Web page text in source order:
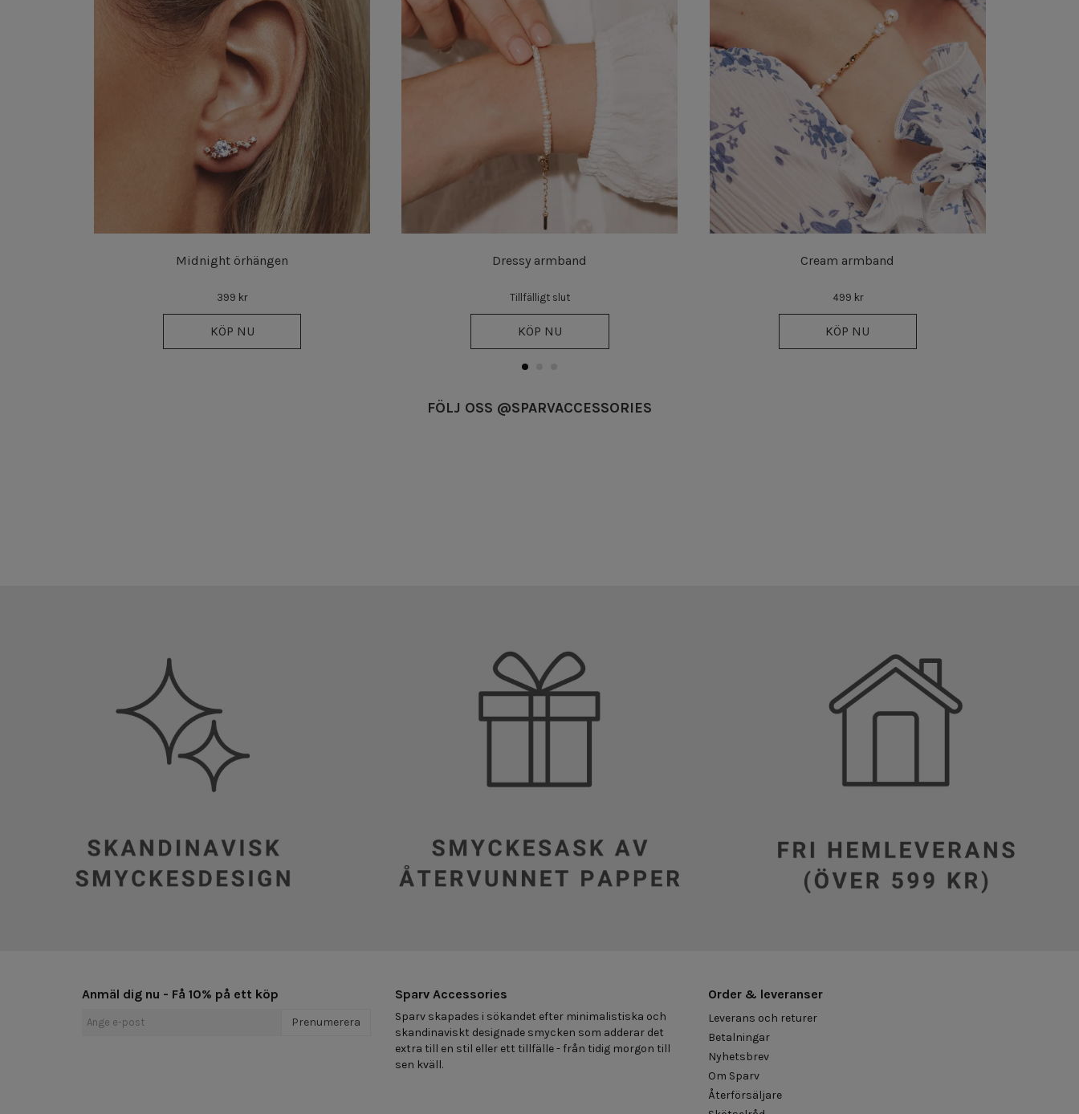
Midnight örhängen
399 kr
KÖP NU
Dressy armband
Tillfälligt slut
KÖP NU
Cream armband
499 kr
KÖP NU
FÖLJ OSS @SPARVACCESSORIES
Anmäl dig nu - Få 10% på ett köp
Prenumerera
Sparv Accessories
Sparv skapades i sökandet efter minimalistiska och
skandinaviskt designade smycken som adderar det
extra till en stil eller ett tillfälle - från tidig morgon till
sen kväll.
Order & leveranser
Leverans och returer
Betalningar
Nyhetsbrev
Om Sparv
Återförsäljare